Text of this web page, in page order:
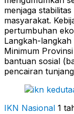
menjaga
masyarakat.
pertumbuhan
Langkah-
Minimum
bantuan sosial
pencairan
IKN Nasional 1